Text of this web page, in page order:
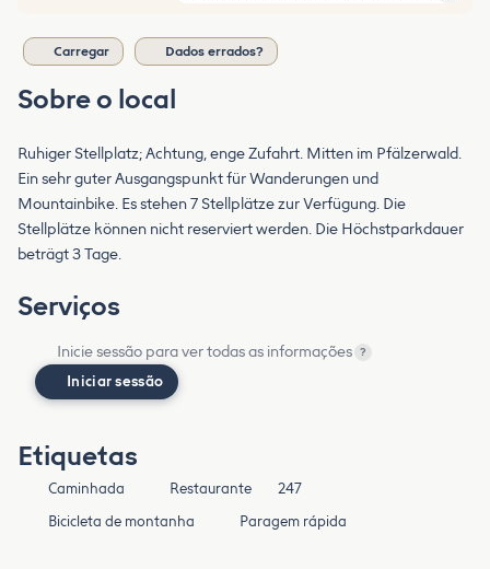
Carregar Dados errados?
Sobre o local
Ruhiger Stellplatz; Achtung, enge Zufahrt. Mitten im Pfälzerwald.
Ein sehr guter Ausgangspunkt für Wanderungen und
Mountainbike. Es stehen 7 Stellplätze zur Verfügung. Die
Stellplätze können nicht reserviert werden. Die Höchstparkdauer
beträgt 3 Tage.
Serviços
Inicie sessão para ver todas as informações ?
Iniciar sessão
Etiquetas
Caminhada Restaurante
247
Bicicleta de montanha
Paragem rápida